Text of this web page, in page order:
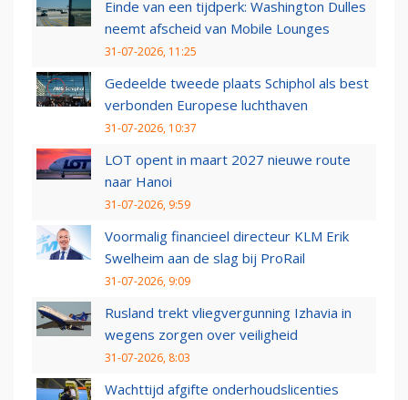
Einde van een tijdperk: Washington Dulles
neemt afscheid van Mobile Lounges
31-07-2026, 11:25
Gedeelde tweede plaats Schiphol als best
verbonden Europese luchthaven
31-07-2026, 10:37
LOT opent in maart 2027 nieuwe route
naar Hanoi
31-07-2026, 9:59
Voormalig financieel directeur KLM Erik
Swelheim aan de slag bij ProRail
31-07-2026, 9:09
Rusland trekt vliegvergunning Izhavia in
wegens zorgen over veiligheid
31-07-2026, 8:03
Wachttijd afgifte onderhoudslicenties